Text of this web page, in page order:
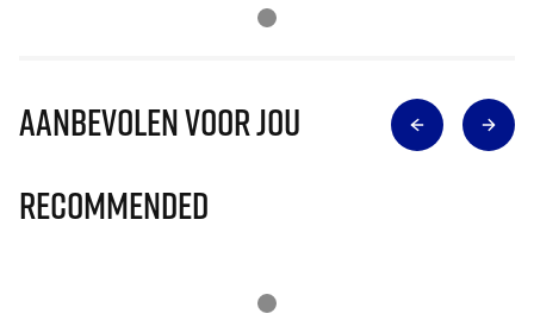
Aanbevolen voor jou
Recommended